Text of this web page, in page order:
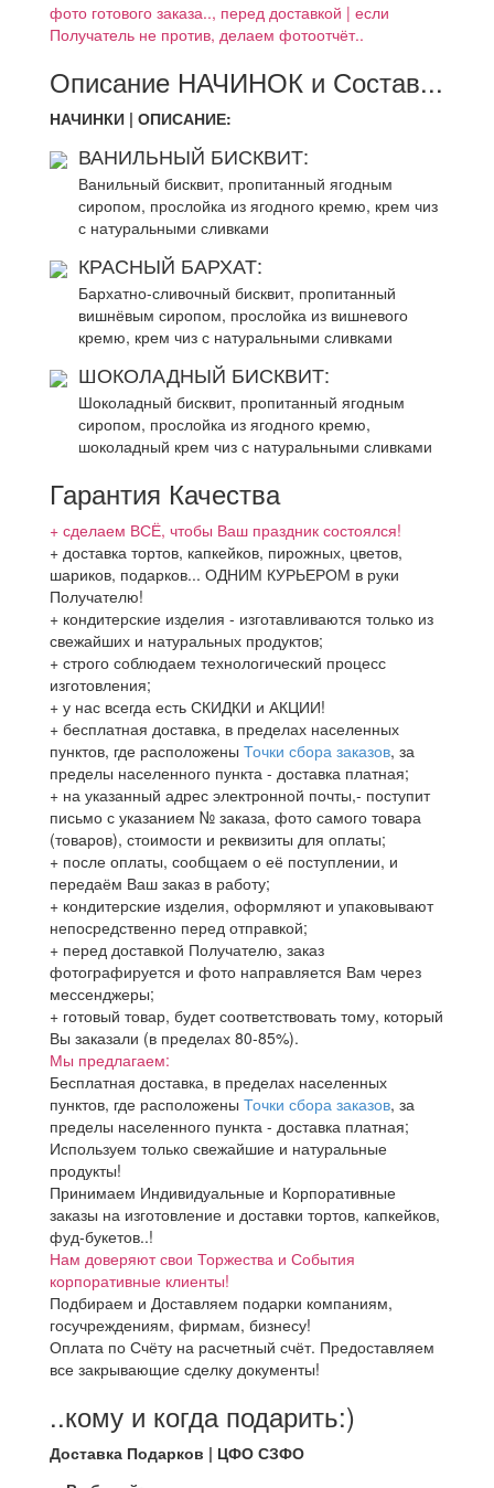
фото готового заказа.., перед доставкой | если
Получатель не против, делаем фотоотчёт..
Описание НАЧИНОК и Состав...
НАЧИНКИ | ОПИСАНИЕ:
ВАНИЛЬНЫЙ БИСКВИТ:
Ванильный бисквит, пропитанный ягодным
сиропом, прослойка из ягодного кремю, крем чиз
с натуральными сливками
КРАСНЫЙ БАРХАТ:
Бархатно-сливочный бисквит, пропитанный
вишнёвым сиропом, прослойка из вишневого
кремю, крем чиз с натуральными сливками
ШОКОЛАДНЫЙ БИСКВИТ:
Шоколадный бисквит, пропитанный ягодным
сиропом, прослойка из ягодного кремю,
шоколадный крем чиз с натуральными сливками
Гарантия Качества
+ сделаем ВСЁ, чтобы Ваш праздник состоялся!
+ доставка тортов, капкейков, пирожных, цветов,
шариков, подарков... ОДНИМ КУРЬЕРОМ в руки
Получателю!
+ кондитерские изделия - изготавливаются только из
свежайших и натуральных продуктов;
+ строго соблюдаем технологический процесс
изготовления;
+ у нас всегда есть СКИДКИ и АКЦИИ!
+ бесплатная доставка, в пределах населенных
пунктов, где расположены Точки сбора заказов, за
пределы населенного пункта - доставка платная;
+ на указанный адрес электронной почты,- поступит
письмо с указанием № заказа, фото самого товара
(товаров), стоимости и реквизиты для оплаты;
+ после оплаты, сообщаем о её поступлении, и
передаём Ваш заказ в работу;
+ кондитерские изделия, оформляют и упаковывают
непосредственно перед отправкой;
+ перед доставкой Получателю, заказ
фотографируется и фото направляется Вам через
мессенджеры;
+ готовый товар, будет соответствовать тому, который
Вы заказали (в пределах 80-85%).
Мы предлагаем:
Бесплатная доставка, в пределах населенных
пунктов, где расположены Точки сбора заказов, за
пределы населенного пункта - доставка платная;
Используем только свежайшие и натуральные
продукты!
Принимаем Индивидуальные и Корпоративные
заказы на изготовление и доставки тортов, капкейков,
фуд-букетов..!
Нам доверяют свои Торжества и События
корпоративные клиенты!
Подбираем и Доставляем подарки компаниям,
госучреждениям, фирмам, бизнесу!
Оплата по Счёту на расчетный счёт. Предоставляем
все закрывающие сделку документы!
..кому и когда подарить:)
Доставка Подарков | ЦФО СЗФО